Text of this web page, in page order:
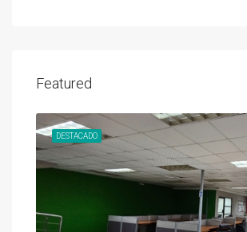
Featured
DESTACADO